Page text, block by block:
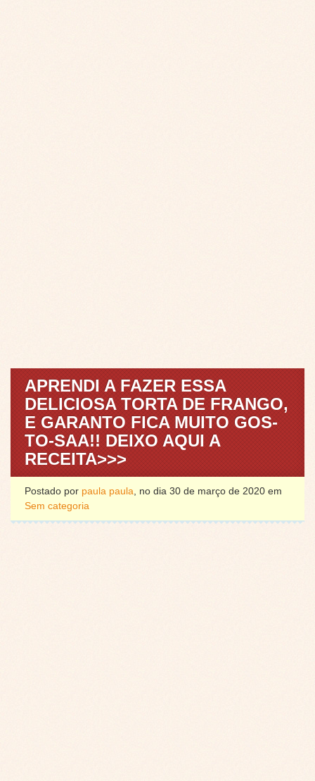
APRENDI A FAZER ESSA
DELICIOSA TORTA DE FRANGO,
E GARANTO FICA MUITO GOS-
TO-SAA!! DEIXO AQUI A
RECEITA>>>
Postado por paula paula, no dia 30 de março de 2020 em
Sem categoria